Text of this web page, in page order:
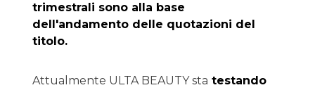
trimestrali sono alla base
dell'andamento delle quotazioni del
titolo.
Attualmente ULTA BEAUTY sta testando